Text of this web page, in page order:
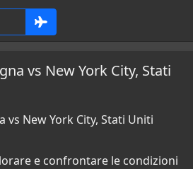
vs New York City, Stati
New York City, Stati Uniti
e confrontare le condizioni